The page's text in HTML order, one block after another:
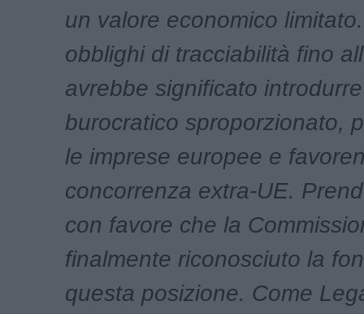
un valore economico
obblighi di tracciabilità fino
avrebbe significato
burocratico sproporzionato,
le imprese europee e
concorrenza extra-UE.
con favore che la
finalmente riconosciuto la
questa posizione. Come